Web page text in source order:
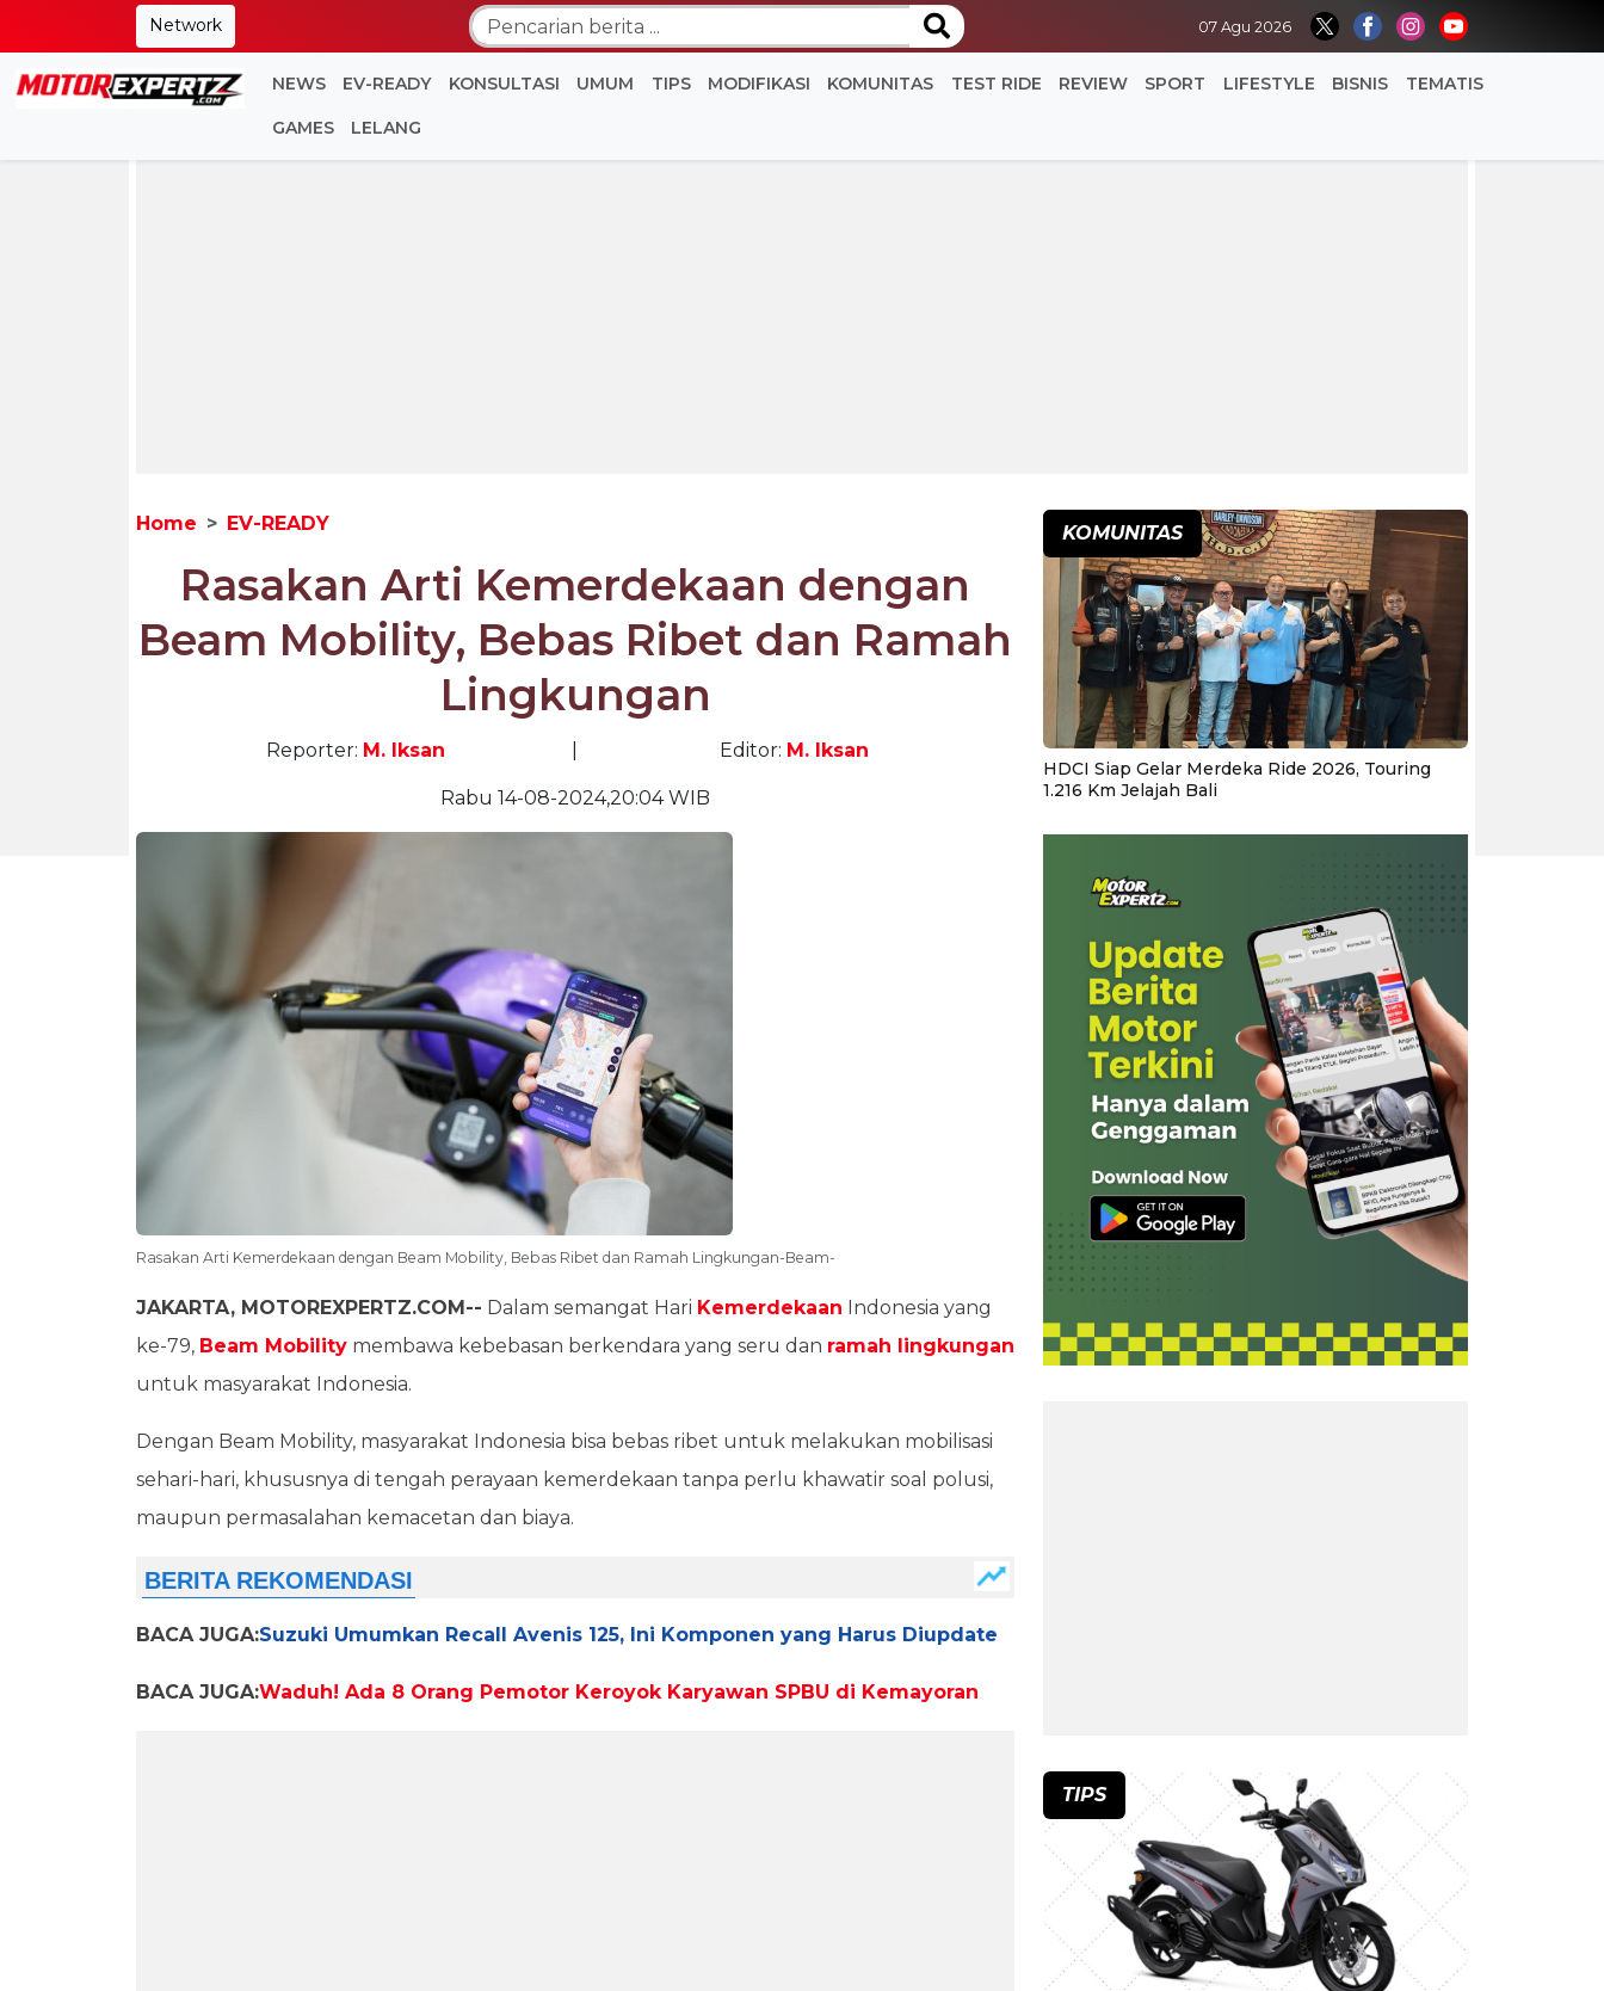
Network 07 Agu 2026
NEWS EV-READY KONSULTASI UMUM TIPS MODIFIKASI KOMUNITAS TEST RIDE REVIEW SPORT LIFESTYLE BISNIS TEMATIS
GAMES LELANG
Home EV-READY
Rasakan Arti Kemerdekaan dengan
Beam Mobility, Bebas Ribet dan Ramah
Lingkungan
Reporter: M. Iksan Editor: M. Iksan
Rabu 14-08-2024,20:04 WIB
Rasakan Arti Kemerdekaan dengan Beam Mobility, Bebas Ribet dan Ramah Lingkungan-Beam-
JAKARTA, MOTOREXPERTZ.COM-- Dalam semangat Hari Kemerdekaan Indonesia yang
ke-79, Beam Mobility membawa kebebasan berkendara yang seru dan ramah lingkungan
untuk masyarakat Indonesia.
Dengan Beam Mobility, masyarakat Indonesia bisa bebas ribet untuk melakukan mobilisasi
sehari-hari, khususnya di tengah perayaan kemerdekaan tanpa perlu khawatir soal polusi,
maupun permasalahan kemacetan dan biaya.
BACA JUGA:Suzuki Umumkan Recall Avenis 125, Ini Komponen yang Harus Diupdate
BACA JUGA:Waduh! Ada 8 Orang Pemotor Keroyok Karyawan SPBU di Kemayoran
KOMUNITAS
HDCI Siap Gelar Merdeka Ride 2026, Touring
1.216 Km Jelajah Bali
TIPS